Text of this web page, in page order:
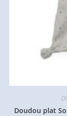
Doudou plat